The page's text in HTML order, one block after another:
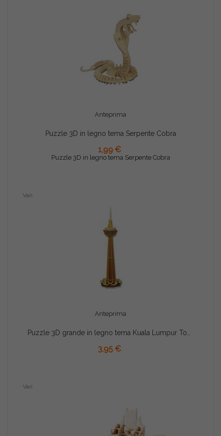
Anteprima
Puzzle 3D in legno tema Serpente Cobra
1,99 €
Puzzle 3D in legno tema Serpente Cobra
AGGIUNGI AL CARRELLO
Anteprima
Vari
3,95 €
Vari